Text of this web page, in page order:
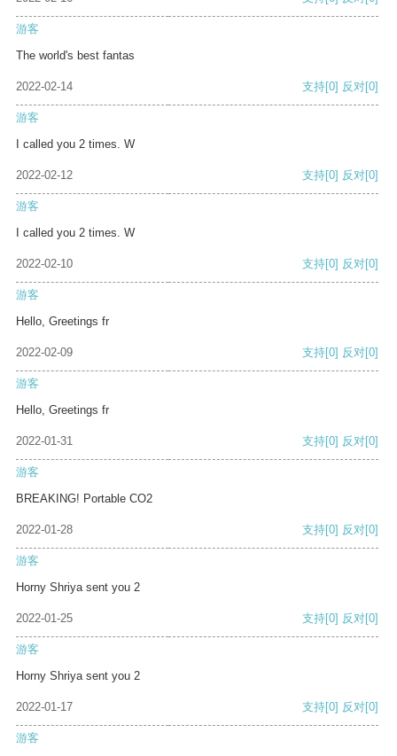
游客
The world's best fantas
2022-02-14 支持[0] 反对[0]
游客
I called you 2 times. W
2022-02-12 支持[0] 反对[0]
游客
I called you 2 times. W
2022-02-10 支持[0] 反对[0]
游客
Hello, Greetings fr
2022-02-09 支持[0] 反对[0]
游客
Hello, Greetings fr
2022-01-31 支持[0] 反对[0]
游客
BREAKING! Portable CO2
2022-01-28 支持[0] 反对[0]
游客
Horny Shriya sent you 2
2022-01-25 支持[0] 反对[0]
游客
Horny Shriya sent you 2
2022-01-17 支持[0] 反对[0]
游客